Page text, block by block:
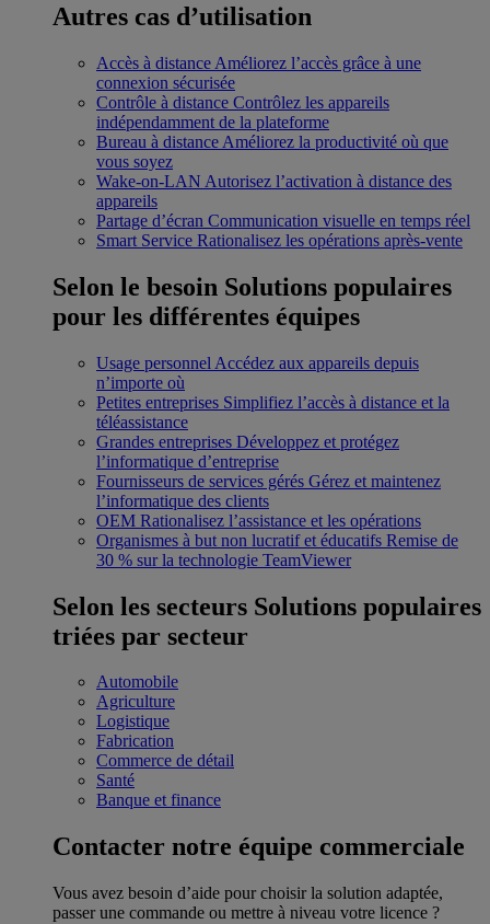
Autres cas d’utilisation
Accès à distance Améliorez l’accès grâce à une
connexion sécurisée
Contrôle à distance Contrôlez les appareils
indépendamment de la plateforme
Bureau à distance Améliorez la productivité où que
vous soyez
Wake-on-LAN Autorisez l’activation à distance des
appareils
Partage d’écran Communication visuelle en temps réel
Smart Service Rationalisez les opérations après-vente
Selon le besoin Solutions populaires
pour les différentes équipes
Usage personnel Accédez aux appareils depuis
n’importe où
Petites entreprises Simplifiez l’accès à distance et la
téléassistance
Grandes entreprises Développez et protégez
l’informatique d’entreprise
Fournisseurs de services gérés Gérez et maintenez
l’informatique des clients
OEM Rationalisez l’assistance et les opérations
Organismes à but non lucratif et éducatifs Remise de
30 % sur la technologie TeamViewer
Selon les secteurs Solutions populaires
triées par secteur
Automobile
Agriculture
Logistique
Fabrication
Commerce de détail
Santé
Banque et finance
Contacter notre équipe commerciale
Vous avez besoin d’aide pour choisir la solution adaptée,
passer une commande ou mettre à niveau votre licence ?